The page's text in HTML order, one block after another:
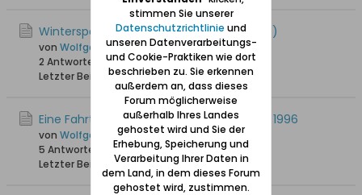
Winterspaziergang in Adlershorst (Orlowo)
von Wolfgang
2 Antworten
7.466 Hits0 Likes
Letzter Beitrag20.01.2021, 08:47
Eine Fahrt nach Schiewenhorst im Herbst 1996
von Wolfgang
5 Antworten
9.040 Hits0 Likes
Letzter Beitrag
05.11.2020, 22:32
stimmen Sie unserer
Datenschutzrichtlinie und
unseren Datenverarbeitungs-
und Cookie-Praktiken wie dort
beschrieben zu. Sie erkennen
außerdem an, dass dieses
Forum möglicherweise
außerhalb Ihres Landes
gehostet wird und Sie der
Erhebung, Speicherung und
Verarbeitung Ihrer Daten in
dem Land, in dem dieses Forum
gehostet wird, zustimmen.